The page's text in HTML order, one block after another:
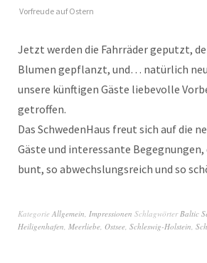
Vorfreude auf Ostern
Jetzt werden die Fahrräder geputzt,
Blumen gepflanzt, und… natürlich
unsere künftigen Gäste liebevolle
getroffen.
Das SchwedenHaus freut sich auf die
Gäste und interessante Begegnungen,
bunt, so abwechslungsreich und so
Kategorie Allgemein, Impressionen SchlagwörterBaltic
Heiligenhafen, Meerliebe, Ostsee, Schleswig-Holstein,